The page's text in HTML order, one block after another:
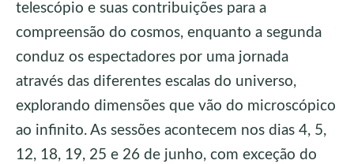
telescópio e suas contribuições para a
compreensão do cosmos, enquanto a segunda
conduz os espectadores por uma jornada
através das diferentes escalas do universo,
explorando dimensões que vão do microscópico
ao infinito. As sessões acontecem nos dias 4, 5,
12, 18, 19, 25 e 26 de junho, com exceção do